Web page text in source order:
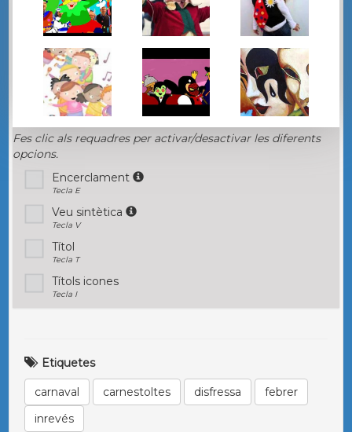
Fes clic als requadres per activar/desactivar les diferents
opcions.
Encerclament
Tecla E
Veu sintètica
Tecla V
Títol
Tecla T
Títols icones
Tecla I
Etiquetes
carnaval carnestoltes disfressa
febrer
inrevés